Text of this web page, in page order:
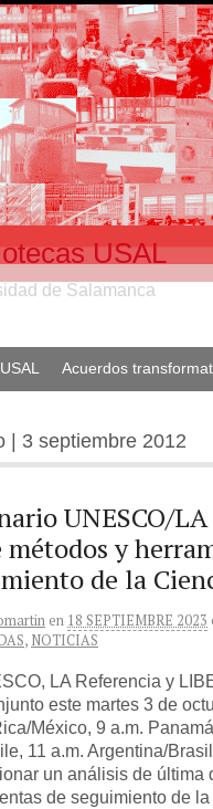
USAL
de Salamanca
Acuerdos
| 3 septiembre 2012
UNESCO/
métodos y
de la
en 18 SEPTIEMBRE 2023
, NOTICIAS
LA Referencia y
este martes 3 de
México, 9 a.m.
11 a.m. Argentina/
un análisis de última
de seguimiento de